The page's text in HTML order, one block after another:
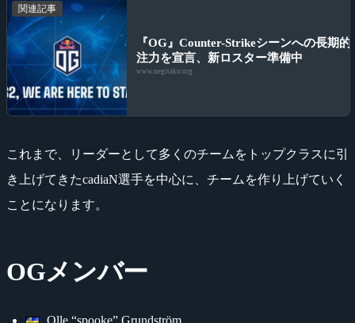
関連記事
『OG』Counter-Strikeシーンへの長期的
注力を宣言、新ロスター準備中
www.negitaku.org
これまで、リーダーとして多くのチームをトップクラスに引
き上げてきたcadiaN選手を中心に、チームを作り上げていく
ことになります。
OGメンバー
Olle “spooke” Grundström